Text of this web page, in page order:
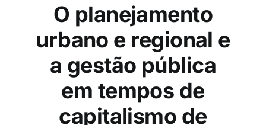
O planejamento
urbano e regional e
a gestão pública
em tempos de
capitalismo de